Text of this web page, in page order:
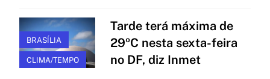
BRASÍLIA
CLIMA/TEMPO
Tarde terá máxima de
29ºC nesta sexta-feira
no DF, diz Inmet